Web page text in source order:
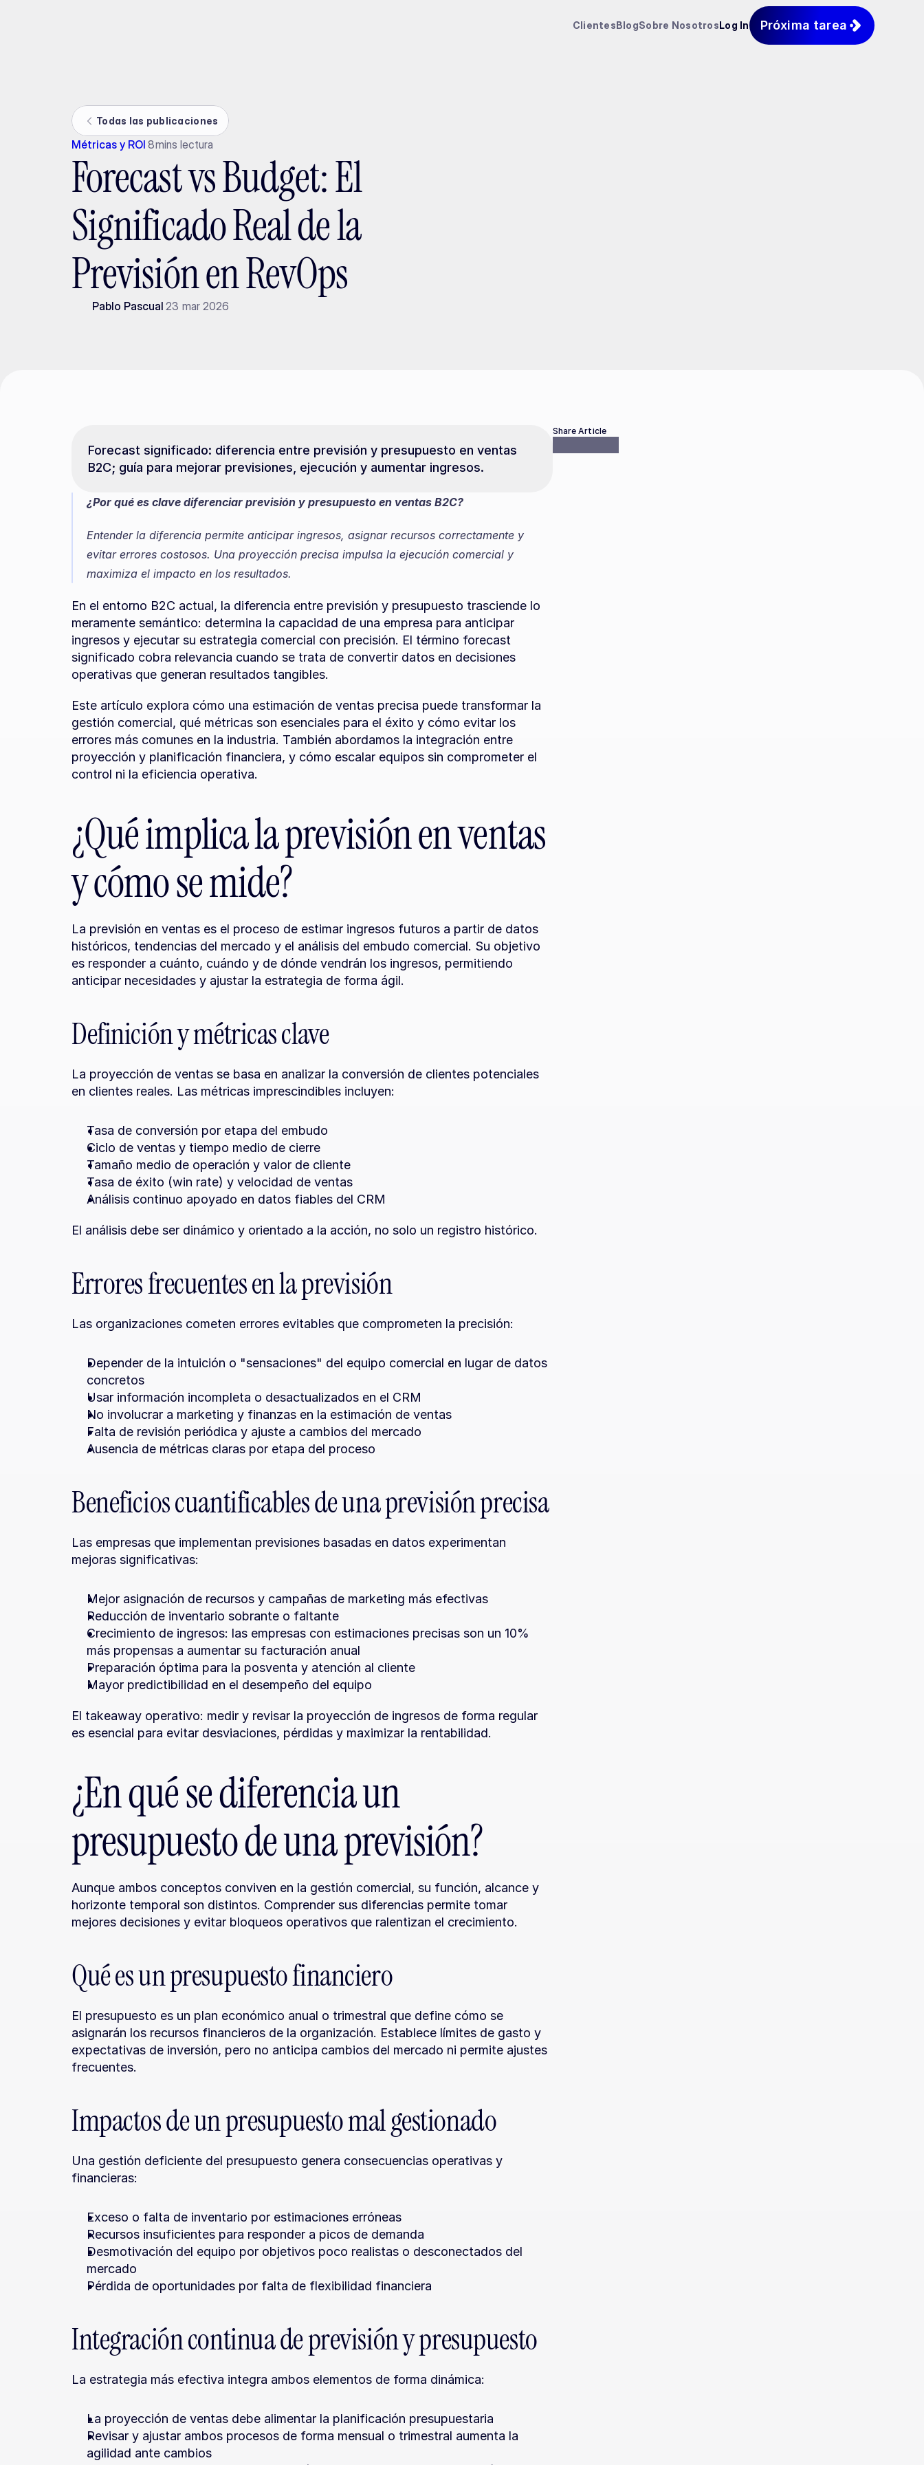
ClientesBlogSobre NosotrosLog In Próxima tarea
Todas las publicaciones
Métricas y ROI 8mins lectura
Forecast vs Budget: El
Significado Real de la
Previsión en RevOps
Pablo Pascual 23 mar 2026
Forecast significado: diferencia entre previsión y presupuesto en ventas
B2C; guía para mejorar previsiones, ejecución y aumentar ingresos.
¿Por qué es clave diferenciar previsión y presupuesto en ventas B2C?
Entender la diferencia permite anticipar ingresos, asignar recursos correctamente y
evitar errores costosos. Una proyección precisa impulsa la ejecución comercial y
maximiza el impacto en los resultados.
En el entorno B2C actual, la diferencia entre previsión y presupuesto trasciende lo
meramente semántico: determina la capacidad de una empresa para anticipar
ingresos y ejecutar su estrategia comercial con precisión. El término forecast
significado cobra relevancia cuando se trata de convertir datos en decisiones
operativas que generan resultados tangibles.
Este artículo explora cómo una estimación de ventas precisa puede transformar la
gestión comercial, qué métricas son esenciales para el éxito y cómo evitar los
errores más comunes en la industria. También abordamos la integración entre
proyección y planificación financiera, y cómo escalar equipos sin comprometer el
control ni la eficiencia operativa.
¿Qué implica la previsión en ventas
y cómo se mide?
La previsión en ventas es el proceso de estimar ingresos futuros a partir de datos
históricos, tendencias del mercado y el análisis del embudo comercial. Su objetivo
es responder a cuánto, cuándo y de dónde vendrán los ingresos, permitiendo
anticipar necesidades y ajustar la estrategia de forma ágil.
Definición y métricas clave
La proyección de ventas se basa en analizar la conversión de clientes potenciales
en clientes reales. Las métricas imprescindibles incluyen:
Tasa de conversión por etapa del embudo
Ciclo de ventas y tiempo medio de cierre
Tamaño medio de operación y valor de cliente
Tasa de éxito (win rate) y velocidad de ventas
Análisis continuo apoyado en datos fiables del CRM
El análisis debe ser dinámico y orientado a la acción, no solo un registro histórico.
Errores frecuentes en la previsión
Las organizaciones cometen errores evitables que comprometen la precisión:
Depender de la intuición o "sensaciones" del equipo comercial en lugar de datos
concretos
Usar información incompleta o desactualizados en el CRM
No involucrar a marketing y finanzas en la estimación de ventas
Falta de revisión periódica y ajuste a cambios del mercado
Ausencia de métricas claras por etapa del proceso
Beneficios cuantificables de una previsión precisa
Las empresas que implementan previsiones basadas en datos experimentan
mejoras significativas:
Mejor asignación de recursos y campañas de marketing más efectivas
Reducción de inventario sobrante o faltante
Crecimiento de ingresos: las empresas con estimaciones precisas son un 10%
más propensas a aumentar su facturación anual
Preparación óptima para la posventa y atención al cliente
Mayor predictibilidad en el desempeño del equipo
El takeaway operativo: medir y revisar la proyección de ingresos de forma regular
es esencial para evitar desviaciones, pérdidas y maximizar la rentabilidad.
¿En qué se diferencia un
presupuesto de una previsión?
Aunque ambos conceptos conviven en la gestión comercial, su función, alcance y
horizonte temporal son distintos. Comprender sus diferencias permite tomar
mejores decisiones y evitar bloqueos operativos que ralentizan el crecimiento.
Qué es un presupuesto financiero
El presupuesto es un plan económico anual o trimestral que define cómo se
asignarán los recursos financieros de la organización. Establece límites de gasto y
expectativas de inversión, pero no anticipa cambios del mercado ni permite ajustes
frecuentes.
Impactos de un presupuesto mal gestionado
Una gestión deficiente del presupuesto genera consecuencias operativas y
financieras:
Exceso o falta de inventario por estimaciones erróneas
Recursos insuficientes para responder a picos de demanda
Desmotivación del equipo por objetivos poco realistas o desconectados del
mercado
Pérdida de oportunidades por falta de flexibilidad financiera
Integración continua de previsión y presupuesto
La estrategia más efectiva integra ambos elementos de forma dinámica:
La proyección de ventas debe alimentar la planificación presupuestaria
Revisar y ajustar ambos procesos de forma mensual o trimestral aumenta la
agilidad ante cambios
Share Article